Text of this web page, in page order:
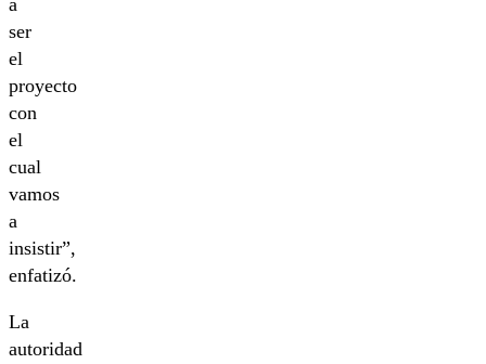
a
ser
el
proyecto
con
el
cual
vamos
a
insistir”,
enfatizó.
La
autoridad